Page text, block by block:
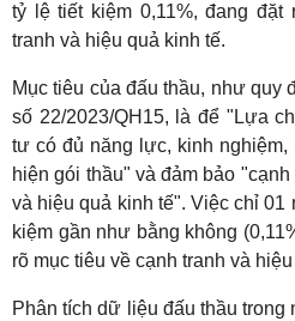
tỷ lệ tiết kiệm 0,11%, đang
tranh và hiệu quả kinh tế.
Mục tiêu của đấu thầu, như quy
số 22/2023/QH15, là để "Lựa
tư có đủ năng lực, kinh
hiện gói thầu" và đảm bảo
và hiệu quả kinh tế". Việc chỉ 01
kiệm gần như bằng không
rõ mục tiêu về cạnh tranh và
Phân tích dữ liệu đấu thầu trong